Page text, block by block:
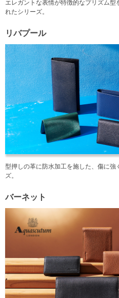
エレガントな表情が特徴的なプリズム
れたシリーズ。
リバプール
型押しの革に防水加工を施した、傷に
ズ。
バーネット